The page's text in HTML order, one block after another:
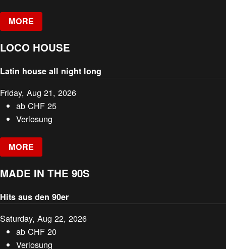
MORE
LOCO HOUSE
Latin house all night long
Friday, Aug 21, 2026
abCHF 25
Verlosung
MORE
MADE IN THE 90S
Hits aus den 90er
Saturday, Aug 22, 2026
abCHF 20
Verlosung